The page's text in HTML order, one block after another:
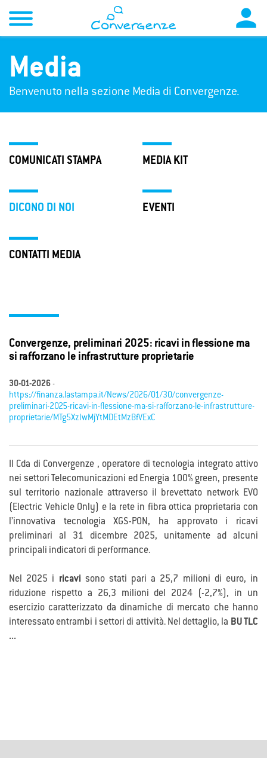

Media
Benvenuto nella sezione Media di Convergenze.
COMUNICATI STAMPA MEDIA KIT
DICONO DI NOI EVENTI
CONTATTI MEDIA
Convergenze, preliminari 2025: ricavi in flessione ma
si rafforzano le infrastrutture proprietarie
30-01-2026 -
https://finanza.lastampa.it/News/2026/01/30/convergenze-
preliminari-2025-ricavi-in-flessione-ma-si-rafforzano-le-infrastrutture-
proprietarie/MTg5XzIwMjYtMDEtMzBfVExC
Il Cda di Convergenze , operatore di tecnologia integrato attivo
nei settori Telecomunicazioni ed Energia 100% green, presente
sul territorio nazionale attraverso il brevettato network EVO
(Electric Vehicle Only) e la rete in fibra ottica proprietaria con
l’innovativa tecnologia XGS-PON, ha approvato i ricavi
preliminari al 31 dicembre 2025, unitamente ad alcuni
principali indicatori di performance.
Nel 2025 i ricavi sono stati pari a 25,7 milioni di euro, in
riduzione rispetto a 26,3 milioni del 2024 (-2,7%), in un
esercizio caratterizzato da dinamiche di mercato che hanno
interessato entrambi i settori di attività. Nel dettaglio, la BU TLC
...